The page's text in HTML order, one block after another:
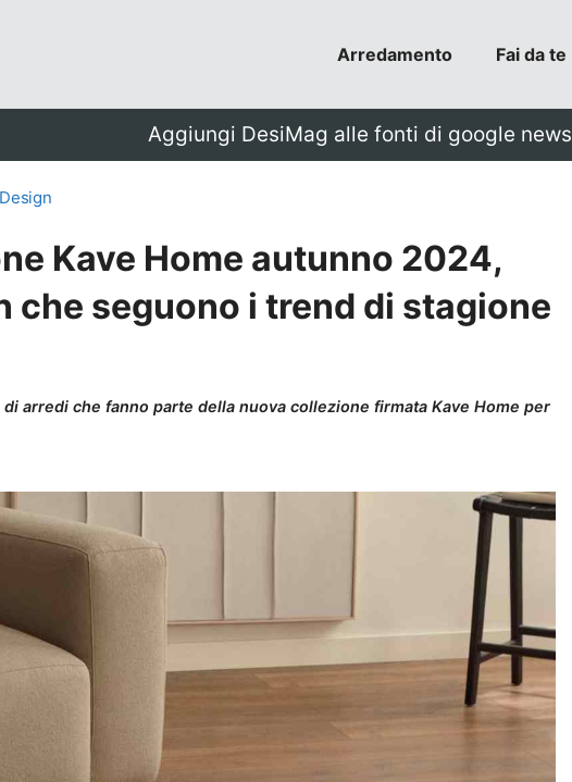
Arredamento Fai da te
Aggiungi DesiMag alle fonti di google news
Kave Home autunno 2024,
che seguono i trend di stagione
arredi che fanno parte della nuova collezione firmata Kave Home per